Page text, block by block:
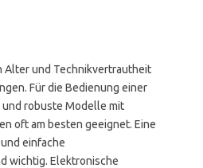
Alter und Technikvertrautheit
Für die Bedienung einer
robuste Modelle mit
oft am besten geeignet. Eine
einfache
wichtig. Elektronische